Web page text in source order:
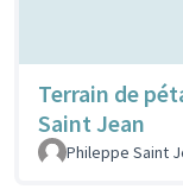
Terrain de
Saint Jean
Phileppe Saint